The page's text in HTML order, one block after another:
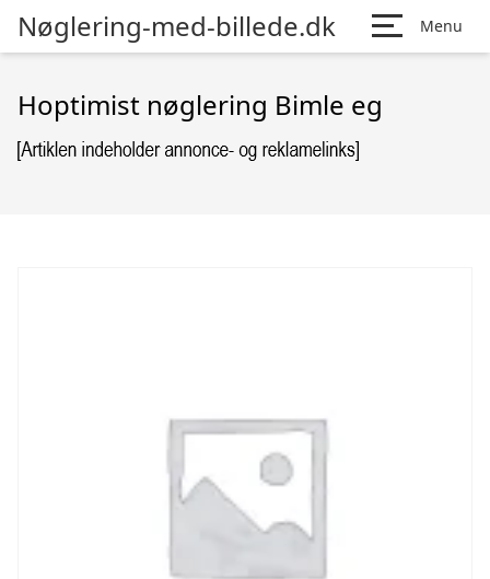
Nøglering-med-billede.dk Menu
Hoptimist nøglering Bimle eg